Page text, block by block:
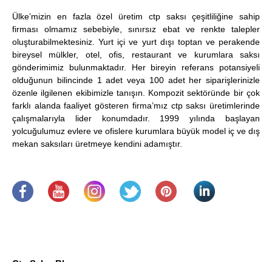
Ülke’mizin en fazla özel üretim ctp saksı çeşitliliğine sahip
firması olmamız sebebiyle, sınırsız ebat ve renkte talepler
oluşturabilmektesiniz. Yurt içi ve yurt dışı toptan ve perakende
bireysel mülkler, otel, ofis, restaurant ve kurumlara saksı
gönderimimiz bulunmaktadır. Her bireyin referans potansiyeli
olduğunun bilincinde 1 adet veya 100 adet her siparişlerinizle
özenle ilgilenen ekibimizle tanışın. Kompozit sektöründe bir çok
farklı alanda faaliyet gösteren firma’mız ctp saksı üretimlerinde
çalışmalarıyla lider konumdadır. 1999 yılında başlayan
yolcuğulumuz evlere ve ofislere kurumlara büyük model iç ve dış
mekan saksıları üretmeye kendini adamıştır.